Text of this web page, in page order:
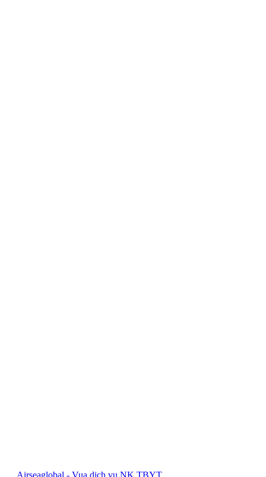
Airseaglobal - Vua dịch vụ NK TBYT